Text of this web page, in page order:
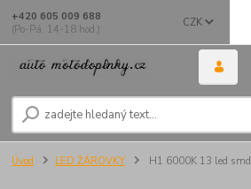
CZK
+420 605 009 688
(Po-Pá, 14-18 hod.)
Úvod LED ŽÁROVKY H1 6000K 13 led smd